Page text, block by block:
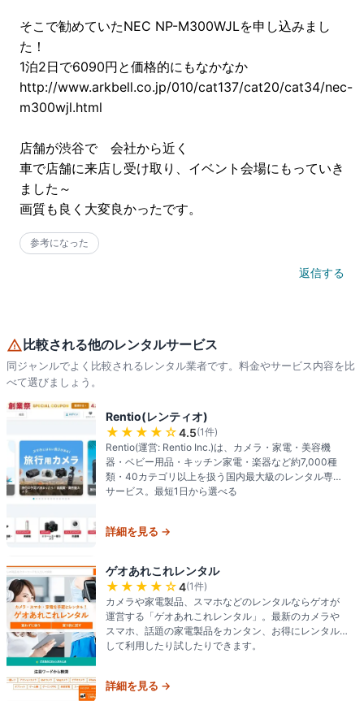
そこで勧めていたNEC NP-M300WJLを申し込みまし
た！
1泊2日で6090円と価格的にもなかなか
http://www.arkbell.co.jp/010/cat137/cat20/cat34/nec-
m300wjl.html
店舗が渋谷で　会社から近く
車で店舗に来店し受け取り、イベント会場にもっていき
ました～
画質も良く大変良かったです。
参考になった
返信する
比較される他のレンタルサービス
同ジャンルでよく比較されるレンタル業者です。料金やサービス内容を比
べて選びましょう。
Rentio(レンティオ)
★★★★ ☆4.5(1件)
Rentio(運営: Rentio Inc.)は、カメラ・家電・美容機
器・ベビー用品・キッチン家電・楽器など約7,000種
類・40カテゴリ以上を扱う国内最大級のレンタル専門
サービス。最短1日から選べる
詳細を見る →
ゲオあれこれレンタル
★★★★ ☆4(1件)
カメラや家電製品、スマホなどのレンタルならゲオが
運営する「ゲオあれこれレンタル」。最新のカメラや
スマホ、話題の家電製品をカンタン、お得にレンタル
して利用したり試したりできます。
詳細を見る →